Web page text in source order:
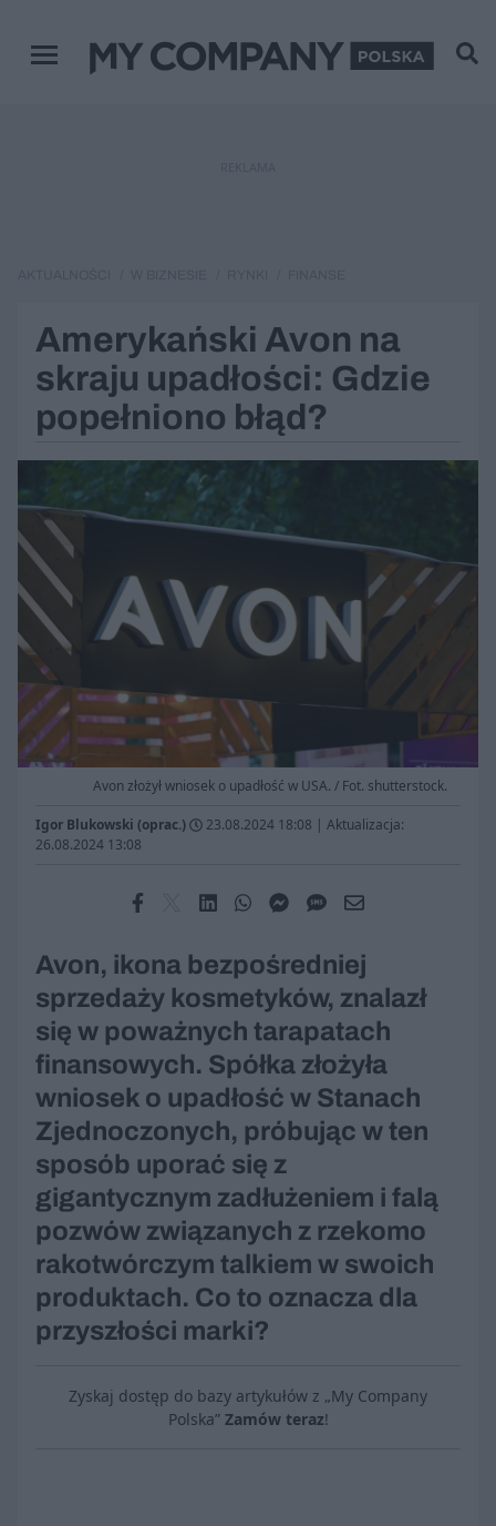
Menu główne
Amerykański Avon na
skraju upadłości: Gdzie
popełniono błąd?
Avon złożył wniosek o upadłość w USA. / Fot. shutterstock.
Igor Blukowski (oprac.) 23.08.2024 18:08 | Aktualizacja:
26.08.2024 13:08
Avon, ikona bezpośredniej
sprzedaży kosmetyków, znalazł
się w poważnych tarapatach
finansowych. Spółka złożyła
wniosek o upadłość w Stanach
Zjednoczonych, próbując w ten
sposób uporać się z
gigantycznym zadłużeniem i falą
pozwów związanych z rzekomo
rakotwórczym talkiem w swoich
produktach. Co to oznacza dla
przyszłości marki?
Zyskaj dostęp do bazy artykułów z „My Company
Polska” Zamów teraz!